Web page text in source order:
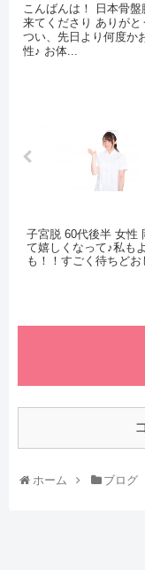
こんばんは！ 日本骨
来てくださり ありがと
つい、先日より何度か
性♪ お体...
子宮脱 60代後半 女性
て嬉しくなって♪私も
も！！すごく待ちどお
ホーム ブログ